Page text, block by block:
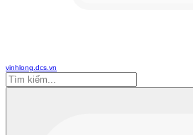
vinhlong.dcs.vn